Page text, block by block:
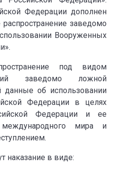
Федерации дополнен
заведомо
Вооруженных
под видом
заведомо ложной
об использовании
Федерации в целях
Федерации и ее
мира и
наказание в виде: